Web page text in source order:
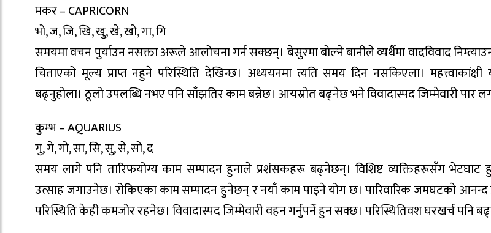
मकर – CAPRICORN
भो, ज, जि, खि, खु, खे, खो, गा, गि
समयमा वचन पुर्याउन नसक्ता अरूले आलोचना गर्न सक्छन्। बेसुरमा बोल्ने बानीले व्यर्थैमा वादविवाद
चिताएको मूल्य प्राप्त नहुने परिस्थिति देखिन्छ। अध्ययनमा त्यति समय दिन नसकिएला।
बढ्नुहोला। ठूलो उपलब्धि नभए पनि साँझतिर काम बन्नेछ। आयस्रोत बढ्नेछ भने विवादास्पद जिम्मेवारी पार
कुम्भ – AQUARIUS
गु, गे, गो, सा, सि, सु, से, सो, द
समय लागे पनि तारिफयोग्य काम सम्पादन हुनाले प्रशंसकहरू बढ्नेछन्। विशिष्ट व्यक्तिहरूसँग
उत्साह जगाउनेछ। रोकिएका काम सम्पादन हुनेछन् र नयाँ काम पाइने योग छ। पारिवारिक जमघटकाे आनन्द
परिस्थिति केही कमजोर रहनेछ। विवादास्पद जिम्मेवारी वहन गर्नुपर्ने हुन सक्छ। परिस्थितिवश घरखर्च पनि